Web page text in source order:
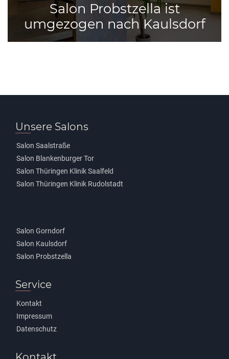
Salon Probstzella ist
umgezogen nach Kaulsdorf
Unsere Salons
Salon Saalstraße
Salon Blankenburger Tor
Salon Thüringen Klinik Saalfeld
Salon Thüringen Klinik Rudolstadt
Salon Gorndorf
Salon Kaulsdorf
Salon Probstzella
Service
Kontakt
Impressum
Datenschutz